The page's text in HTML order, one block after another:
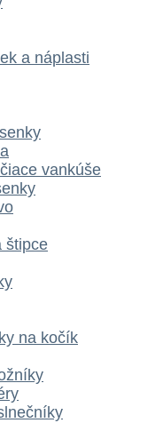
a náplasti
vankúše
štipce
na kočík